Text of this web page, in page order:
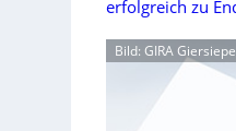
erfolgreich zu
Bild: GIRA